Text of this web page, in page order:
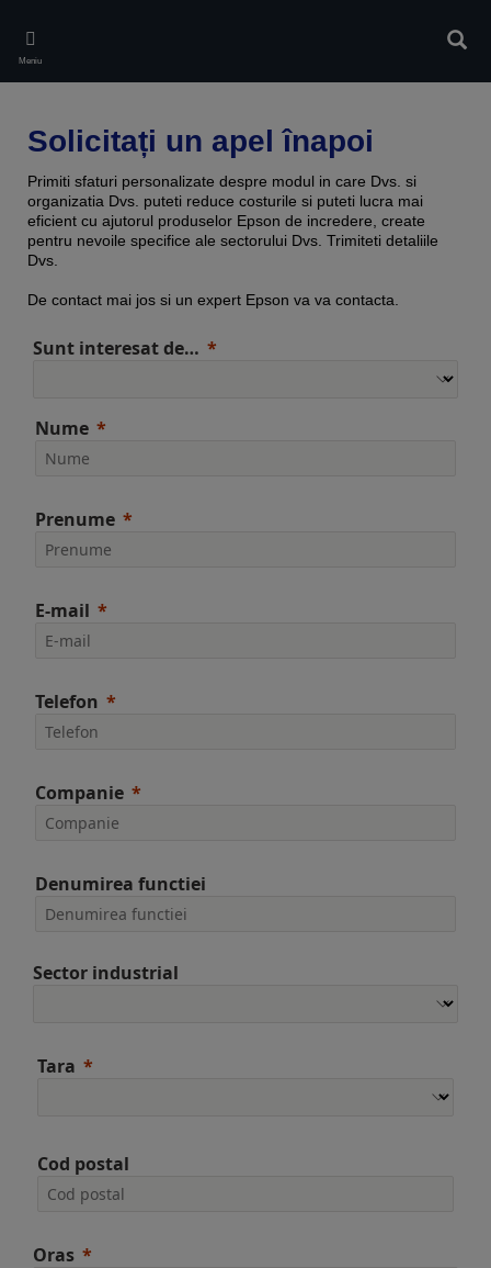
main
content
Meniu
Solicitați un apel înapoi
Primiti sfaturi personalizate despre modul in care Dvs. si
organizatia Dvs. puteti reduce costurile si puteti lucra mai
eficient cu ajutorul produselor Epson de incredere, create
pentru nevoile specifice ale sectorului Dvs. Trimiteti detaliile
Dvs.
De contact mai jos si un expert Epson va va contacta.
Sunt interesat de…
Nume
Prenume
E-mail
Telefon
Companie
Denumirea functiei
Sector industrial
Tara
Cod postal
Oras